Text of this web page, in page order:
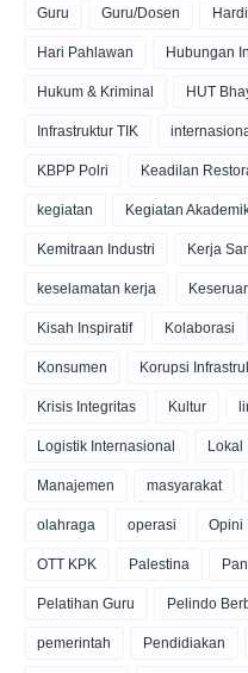
Guru Guru/Dosen
Hari Pahlawan Hubungan
Hukum & Kriminal HUT
Infrastruktur TIK
KBPP Polri Keadilan
kegiatan Kegiatan
Kemitraan Industri Kerja
keselamatan kerja
Kisah Inspiratif Kolaborasi
Konsumen Korupsi
Krisis Integritas Kultur
Logistik Internasional Lokal
Manajemen masyarakat
olahraga operasi Opini
OTT KPK Palestina
Pelatihan Guru Pelindo
pemerintah Pendidiakan